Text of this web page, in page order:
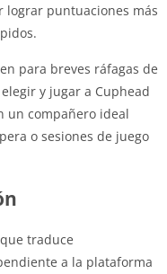
lograr puntuaciones más
para breves ráfagas de
y jugar a Cuphead
un compañero ideal
o sesiones de juego
traduce
a la plataforma